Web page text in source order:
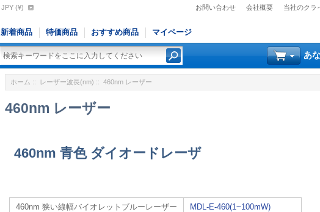
お問い合わせ 会社概要 当社のクラ
JPY (¥)
新着商品 特価商品 おすすめ商品 マイページ
あ
ホーム :: レーザー波長(nm) :: 460nm レーザー
460nm レーザー
460nm 青色 ダイオードレーザ
460nm 狭い線幅バイオレットブルーレーザー MDL-E-460(1~100mW)